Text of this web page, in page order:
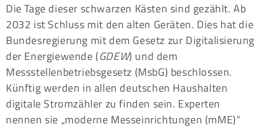
Die Tage dieser schwarzen Kästen sind gezählt. Ab
2032 ist Schluss mit den alten Geräten. Dies hat die
Bundesregierung mit dem Gesetz zur Digitalisierung
der Energiewende (GDEW) und dem
Messstellenbetriebsgesetz (MsbG) beschlossen.
Künftig werden in allen deutschen Haushalten
digitale Stromzähler zu finden sein. Experten
nennen sie „moderne Messeinrichtungen (mME)“